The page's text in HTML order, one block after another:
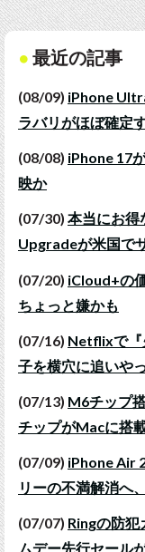
最近の記事
(08/09) iPhone
ラバリがほぼ確定
(08/08) iPhone 17
映か
(07/30) 本当にお
Upgradeが米国で
(07/20) iCloud+の
ちょっと嫌かも
(07/16) Netflixで『
子を横穴に追いや
(07/13) M6チップ
チップがMacに搭
(07/09) iPhone Air
リーの不満解消へ
(07/07) Ringの防
ムデー先行セール